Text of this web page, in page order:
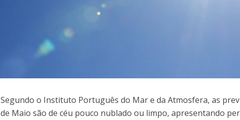
Segundo o Instituto Português do Mar e da Atmosfera, as
de Maio são de céu pouco nublado ou limpo, apresentando